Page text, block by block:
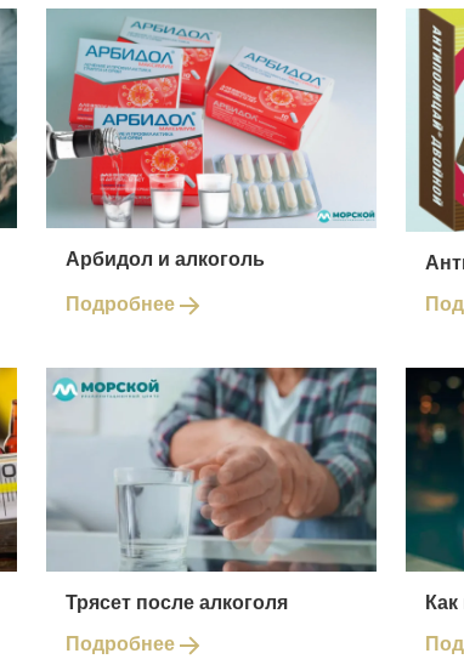
Арбидол и алкоголь
Подробнее
Трясет после алкоголя
Подробнее